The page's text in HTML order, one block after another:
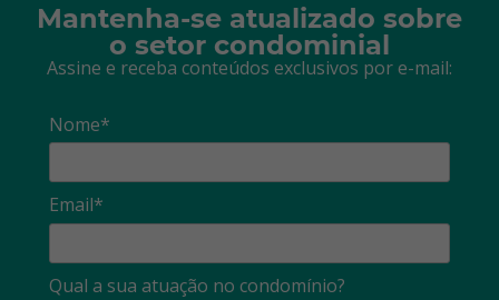
Mantenha-se atualizado sobre
o setor condominial
Assine e receba conteúdos exclusivos por e-mail:
Nome*
Email*
Qual a sua atuação no condomínio?